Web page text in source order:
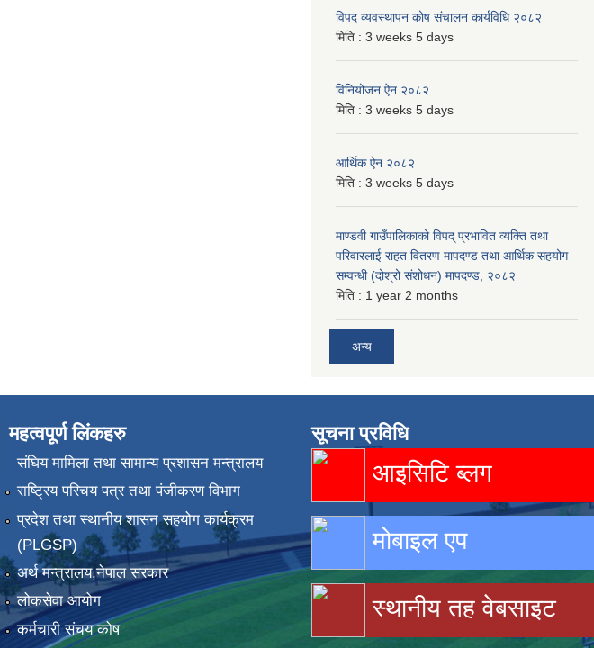
विपद व्यवस्थापन कोष संचालन कार्यविधि २०८२
मिति : 3 weeks 5 days
विनियोजन ऐन २०८२
मिति : 3 weeks 5 days
आर्थिक ऐन २०८२
मिति : 3 weeks 5 days
माण्डवी गाउँपालिकाको विपद् प्रभावित व्यक्ति तथा
परिवारलाई राहत वितरण मापदण्ड तथा आर्थिक सहयोग
सम्वन्धी (दोश्रो संशोधन) मापदण्ड, २०८२
मिति : 1 year 2 months
अन्य
महत्वपूर्ण लिंकहरु
संघिय मामिला तथा सामान्य प्रशासन मन्त्रालय
राष्ट्रिय परिचय पत्र तथा पंजीकरण विभाग
प्रदेश तथा स्थानीय शासन सहयोग कार्यक्रम
(PLGSP)
अर्थ मन्त्रालय,नेपाल सरकार
लोकसेवा आयोग
कर्मचारी संचय कोष
सूचना प्रविधि
आइसिटि ब्लग
मोबाइल एप
स्थानीय तह वेबसाइट